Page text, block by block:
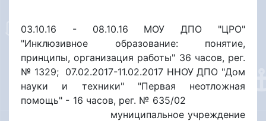
03.10.16 - 08.10.16 МОУ ДПО "ЦРО"
"Инклюзивное образование: понятие,
принципы, организация работы" 36 часов, рег.
№ 1329; 07.02.2017-11.02.2017 ННОУ ДПО "Дом
науки и техники" "Первая неотложная
помощь" - 16 часов, рег. № 635/02
муниципальное учреждение